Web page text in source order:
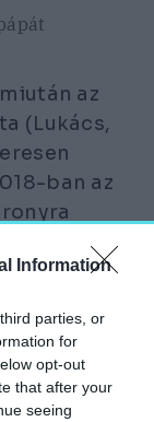
Information
parties, or
for
opt-out
that after your
seeing
az
(Lukács,
ban az
172,5
Família
még egy